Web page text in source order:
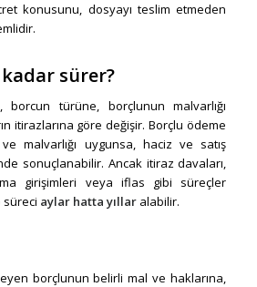
konusunu, dosyayı teslim etmeden
sürer?
türüne, borçlunun malvarlığı
itirazlarına göre değişir. Borçlu ödeme
malvarlığı uygunsa, haciz ve satış
sonuçlanabilir. Ancak itiraz davaları,
girişimleri veya iflas gibi süreçler
aylar hatta yıllaralabilir.
borçlunun belirli mal ve haklarına,